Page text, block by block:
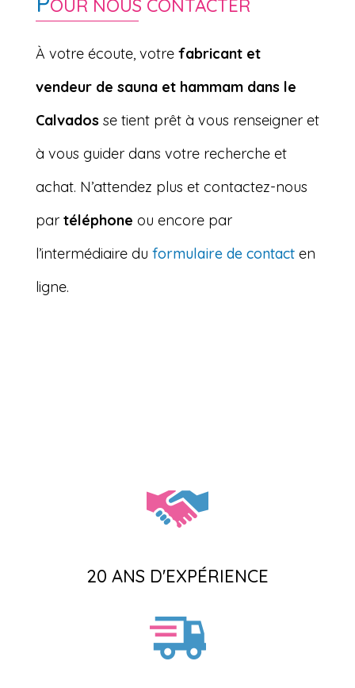
OUR NOUS CONTACTER
À votre écoute, votre fabricant et
vendeur de sauna et hammam dans le
Calvadosse tient prêt à vous renseigner et
à vous guider dans votre recherche et
achat. N’attendez plus et contactez-nous
par téléphone ou encore par
l’intermédiaire du formulaire de contacten
ligne.
20 ANS D'EXPÉRIENCE